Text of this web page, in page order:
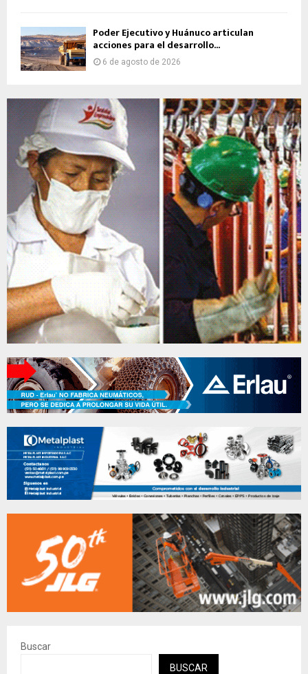
Poder Ejecutivo y Huánuco articulan
acciones para el desarrollo...
6 de agosto de 2026
Buscar
BUSCAR